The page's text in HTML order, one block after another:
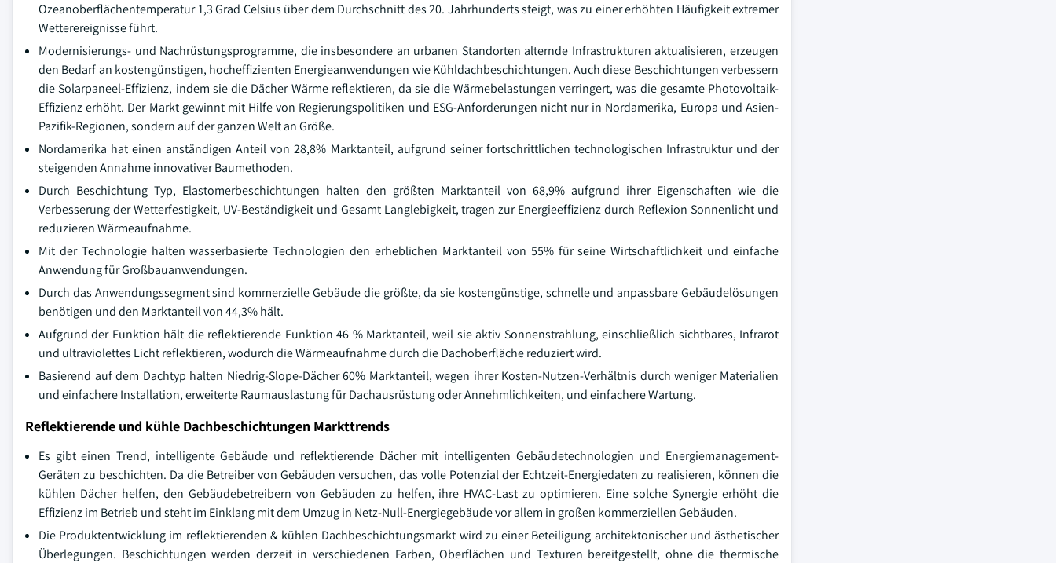
Ozeanoberflächentemperatur 1,3 Grad Celsius über dem Durchschnitt des 20. Jahrhunderts steigt, was zu einer erhöhten Häufigkeit extremer
Wetterereignisse führt.
Modernisierungs- und Nachrüstungsprogramme, die insbesondere an urbanen Standorten alternde Infrastrukturen aktualisieren, erzeugen
den Bedarf an kostengünstigen, hocheffizienten Energieanwendungen wie Kühldachbeschichtungen. Auch diese Beschichtungen verbessern
die Solarpaneel-Effizienz, indem sie die Dächer Wärme reflektieren, da sie die Wärmebelastungen verringert, was die gesamte Photovoltaik-
Effizienz erhöht. Der Markt gewinnt mit Hilfe von Regierungspolitiken und ESG-Anforderungen nicht nur in Nordamerika, Europa und Asien-
Pazifik-Regionen, sondern auf der ganzen Welt an Größe.
Nordamerika hat einen anständigen Anteil von 28,8% Marktanteil, aufgrund seiner fortschrittlichen technologischen Infrastruktur und der
steigenden Annahme innovativer Baumethoden.
Durch Beschichtung Typ, Elastomerbeschichtungen halten den größten Marktanteil von 68,9% aufgrund ihrer Eigenschaften wie die
Verbesserung der Wetterfestigkeit, UV-Beständigkeit und Gesamt Langlebigkeit, tragen zur Energieeffizienz durch Reflexion Sonnenlicht und
reduzieren Wärmeaufnahme.
Mit der Technologie halten wasserbasierte Technologien den erheblichen Marktanteil von 55% für seine Wirtschaftlichkeit und einfache
Anwendung für Großbauanwendungen.
Durch das Anwendungssegment sind kommerzielle Gebäude die größte, da sie kostengünstige, schnelle und anpassbare Gebäudelösungen
benötigen und den Marktanteil von 44,3% hält.
Aufgrund der Funktion hält die reflektierende Funktion 46 % Marktanteil, weil sie aktiv Sonnenstrahlung, einschließlich sichtbares, Infrarot
und ultraviolettes Licht reflektieren, wodurch die Wärmeaufnahme durch die Dachoberfläche reduziert wird.
Basierend auf dem Dachtyp halten Niedrig-Slope-Dächer 60% Marktanteil, wegen ihrer Kosten-Nutzen-Verhältnis durch weniger Materialien
und einfachere Installation, erweiterte Raumauslastung für Dachausrüstung oder Annehmlichkeiten, und einfachere Wartung.
Reflektierende und kühle Dachbeschichtungen Markttrends
Es gibt einen Trend, intelligente Gebäude und reflektierende Dächer mit intelligenten Gebäudetechnologien und Energiemanagement-
Geräten zu beschichten. Da die Betreiber von Gebäuden versuchen, das volle Potenzial der Echtzeit-Energiedaten zu realisieren, können die
kühlen Dächer helfen, den Gebäudebetreibern von Gebäuden zu helfen, ihre HVAC-Last zu optimieren. Eine solche Synergie erhöht die
Effizienz im Betrieb und steht im Einklang mit dem Umzug in Netz-Null-Energiegebäude vor allem in großen kommerziellen Gebäuden.
Die Produktentwicklung im reflektierenden & kühlen Dachbeschichtungsmarkt wird zu einer Beteiligung architektonischer und ästhetischer
Überlegungen. Beschichtungen werden derzeit in verschiedenen Farben, Oberflächen und Texturen bereitgestellt, ohne die thermische